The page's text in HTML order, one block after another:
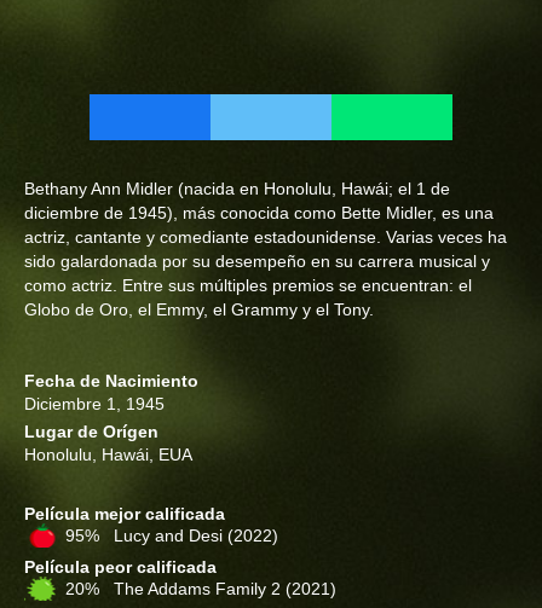
Bethany Ann Midler (nacida en Honolulu, Hawái; el 1 de
diciembre de 1945), más conocida como Bette Midler, es una
actriz, cantante y comediante estadounidense. Varias veces ha
sido galardonada por su desempeño en su carrera musical y
como actriz. Entre sus múltiples premios se encuentran: el
Globo de Oro, el Emmy, el Grammy y el Tony.
Fecha de Nacimiento
Diciembre 1, 1945
Lugar de Orígen
Honolulu, Hawái, EUA
Película mejor calificada
95% Lucy and Desi (2022)
Película peor calificada
20% The Addams Family 2 (2021)